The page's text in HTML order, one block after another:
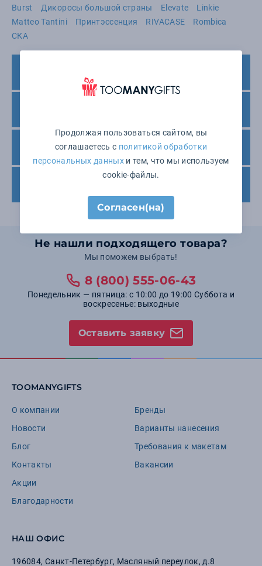
Burst Дикоросы большой страны Elevate
Linkie
Matteo Tantini
Принтэссенция RIVACASE
Rombica
СКА
Варианты оплаты
Не нашли подходящего товара?
Мы поможем выбрать!
8 (800) 555-06-43
Понедельник — пятница: с 10:00 до 19:00 Суббота и
воскресенье: выходные
Оставить заявку
TOOMANYGIFTS
О компании
Новости
Блог
Контакты
Акции
Благодарности
Бренды
Варианты нанесения
Требования к макетам
Вакансии
НАШ ОФИС
196084, Санкт-Петербург, Масляный переулок, д.8
Продолжая пользоваться сайтом, вы
соглашаетесь с политикой обработки
персональных данныхи тем, что мы используем
cookie-файлы.
Согласен(на)